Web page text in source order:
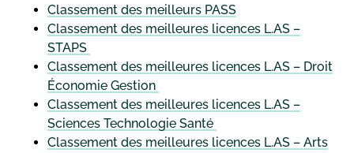
Classement des meilleurs PASS
Classement des meilleures licences L.AS –
STAPS
Classement des meilleures licences L.AS – Droit
Économie Gestion
Classement des meilleures licences L.AS –
Sciences Technologie Santé
Classement des meilleures licences L.AS – Arts